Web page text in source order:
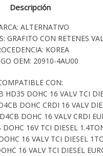
Descripción
ALTERNATIVO
GRAFITO CON RETENES
KOREA
OEM: 20910-4AU00
CON:
HD35 DOHC 16 VALV TCI
DOHC CRDI 16 VALV
DOHC 16 VALV CRDI
16V TCI DIESEL
16 VALV TCI DIESEL
16 VALV TCI DIESEL